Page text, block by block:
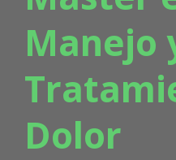
Manejo
Dolor